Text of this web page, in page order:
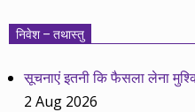
निवेश – तथास्तु
सूचनाएं इतनी कि फैसला लेना
2 Aug 2026